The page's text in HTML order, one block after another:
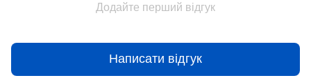
Додайте перший відгук
Написати відгук